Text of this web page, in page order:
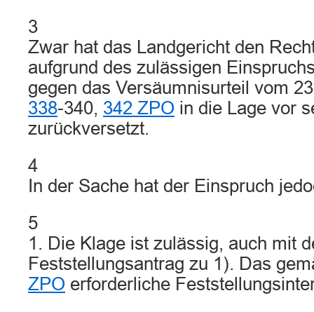
3
Zwar hat das Landgericht den
aufgrund des zulässigen
gegen das Versäumnisurteil vom
338-340, 342 ZPO in die Lage vor
zurückversetzt.
4
In der Sache hat der Einspruch
5
1. Die Klage ist zulässig, auch mit
Feststellungsantrag zu 1). Das
ZPO erforderliche